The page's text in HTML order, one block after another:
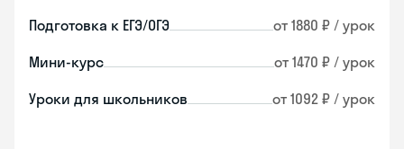
Подготовка к ЕГЭ/ОГЭ от 1880 ₽ / урок
Мини-курс от 1470 ₽ / урок
Уроки для школьников от 1092 ₽ / урок